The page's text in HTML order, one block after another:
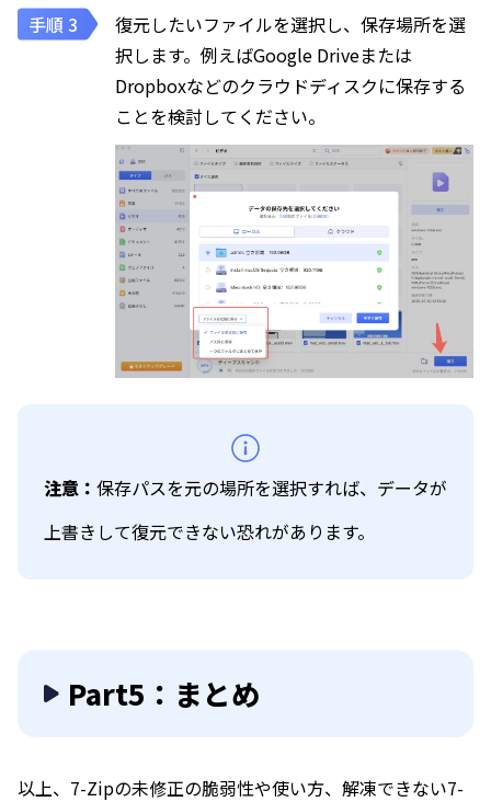
復元したいファイルを選択し、保存場所を選
択します。例えばGoogle Driveまたは
Dropboxなどのクラウドディスクに保存する
ことを検討してください。
注意： 保存パスを元の場所を選択すれば、データが
上書きして復元できない恐れがあります。
Part5：まとめ
以上、7-Zipの未修正の脆弱性や使い方、解凍できない7-